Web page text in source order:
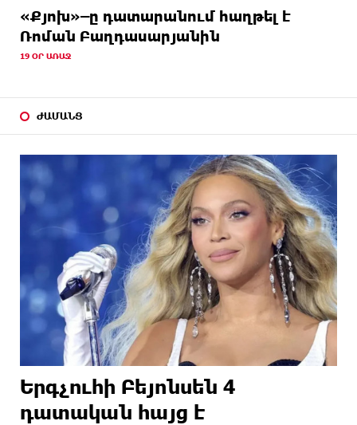
«Քյոխ»–ը դատարանում հաղթել է
Ռոման Բաղդասարյանին
19 ՕՐ ԱՌԱՋ
ԺԱՄԱՆՑ
Երգչուհի Բեյոնսեն ​​4
դատական հայց է